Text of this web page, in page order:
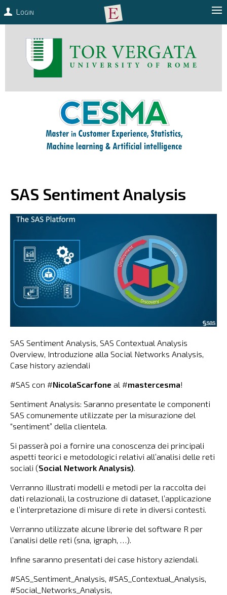
Login
SAS Sentiment Analysis
SAS Sentiment Analysis, SAS Contextual Analysis
Overview, Introduzione alla Social Networks Analysis,
Case history aziendali
#SAS con #NicolaScarfone al #mastercesma!
Sentiment Analysis: Saranno presentate le componenti
SAS comunemente utilizzate per la misurazione del
“sentiment” della clientela.
Si passerà poi a fornire una conoscenza dei principali
aspetti teorici e metodologici relativi all’analisi delle reti
sociali (Social Network Analysis).
Verranno illustrati modelli e metodi per la raccolta dei
dati relazionali, la costruzione di dataset, l’applicazione
e l’interpretazione di misure di rete in diversi contesti.
Verranno utilizzate alcune librerie del software R per
l’analisi delle reti (sna, igraph, …).
Infine saranno presentati dei case history aziendali.
#SAS_Sentiment_Analysis, #SAS_Contextual_Analysis,
#Social_Networks_Analysis,